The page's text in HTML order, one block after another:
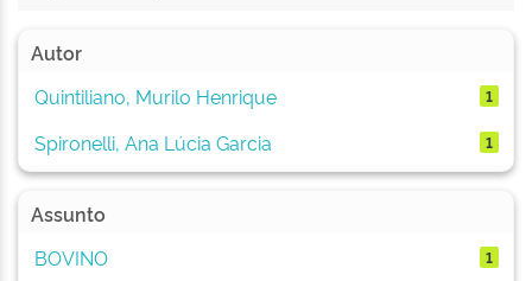
Autor
Quintiliano, Murilo Henrique
1
Spironelli, Ana Lúcia Garcia 1
Assunto
BOVINO
1